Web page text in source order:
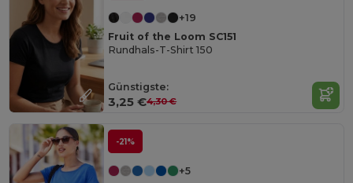
+19
Fruit of the Loom SC151
Rundhals-T-Shirt 150
Günstigste:
3,25 €4,30 €
-21%
+5